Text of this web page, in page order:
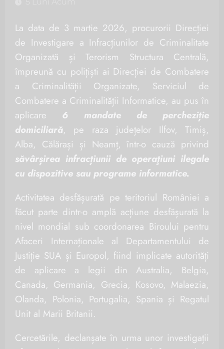
La data de 3 martie 2026, procurorii Direcției
de Investigare a Infracțiunilor de Criminalitate
Organizată și Terorism Structura Centrală,
împreună cu polițiști ai Direcției de Combatere
a Criminalității Organizate, Serviciul de
Combatere a Criminalității Informatice, au pus în
aplicare 6 mandate de percheziție
domiciliară, pe raza județelor Ilfov, Timiș,
Alba, Călărași și Neamț, într-o cauză privind
săvârșirea infracțiunii de operaţiuni ilegale
cu dispozitive sau programe informatice.
Activitatea desfășurată pe teritoriul României a
făcut parte dintr-o amplă acțiune desfășurată la
nivel mondial sub coordonarea Biroului pentru
Afaceri Internaționale al Departamentului de
Justiție SUA și Europol, fiind implicate autorități
de aplicare a legii din Australia, Belgia,
Canada, Germania, Grecia, Kosovo, Malaezia,
Olanda, Polonia, Portugalia, Spania și Regatul
Unit al Marii Britanii.
Cercetările, declanșate în urma unor investigații